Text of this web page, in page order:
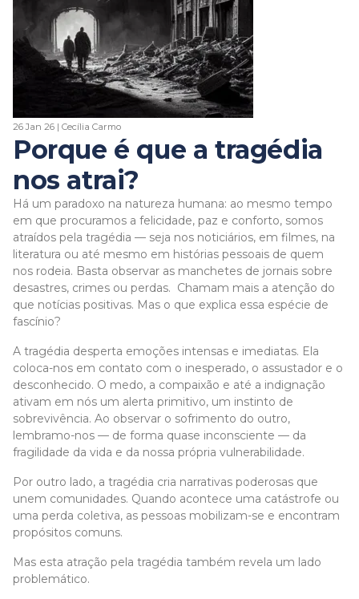
26 Jan 26 | Cecília Carmo
Porque é que a tragédia
nos atrai?
Há um paradoxo na natureza humana: ao mesmo tempo
em que procuramos a felicidade, paz e conforto, somos
atraídos pela tragédia — seja nos noticiários, em filmes, na
literatura ou até mesmo em histórias pessoais de quem
nos rodeia. Basta observar as manchetes de jornais sobre
desastres, crimes ou perdas. Chamam mais a atenção do
que notícias positivas. Mas o que explica essa espécie de
fascínio?
A tragédia desperta emoções intensas e imediatas. Ela
coloca-nos em contato com o inesperado, o assustador e o
desconhecido. O medo, a compaixão e até a indignação
ativam em nós um alerta primitivo, um instinto de
sobrevivência. Ao observar o sofrimento do outro,
lembramo-nos — de forma quase inconsciente — da
fragilidade da vida e da nossa própria vulnerabilidade.
Por outro lado, a tragédia cria narrativas poderosas que
unem comunidades. Quando acontece uma catástrofe ou
uma perda coletiva, as pessoas mobilizam-se e encontram
propósitos comuns.
Mas esta atração pela tragédia também revela um lado
problemático.